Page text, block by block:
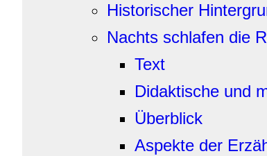
Historischer
Nachts schlafen die
Text
Didaktische und
Überblick
Aspekte der